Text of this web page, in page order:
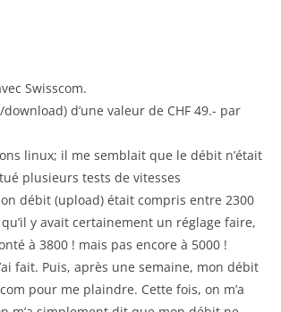
Swisscom.
d’une valeur de CHF 49.- par
linux; il me semblait que le débit n’était
plusieurs tests de vitesses
débit (upload) était compris entre 2300
y avait certainement un réglage faire,
à 3800 ! mais pas encore à 5000 !
fait. Puis, après une semaine, mon débit
pour me plaindre. Cette fois, on m’a